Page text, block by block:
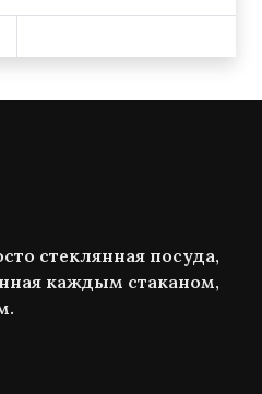
стеклянная посуда,
каждым стаканом,